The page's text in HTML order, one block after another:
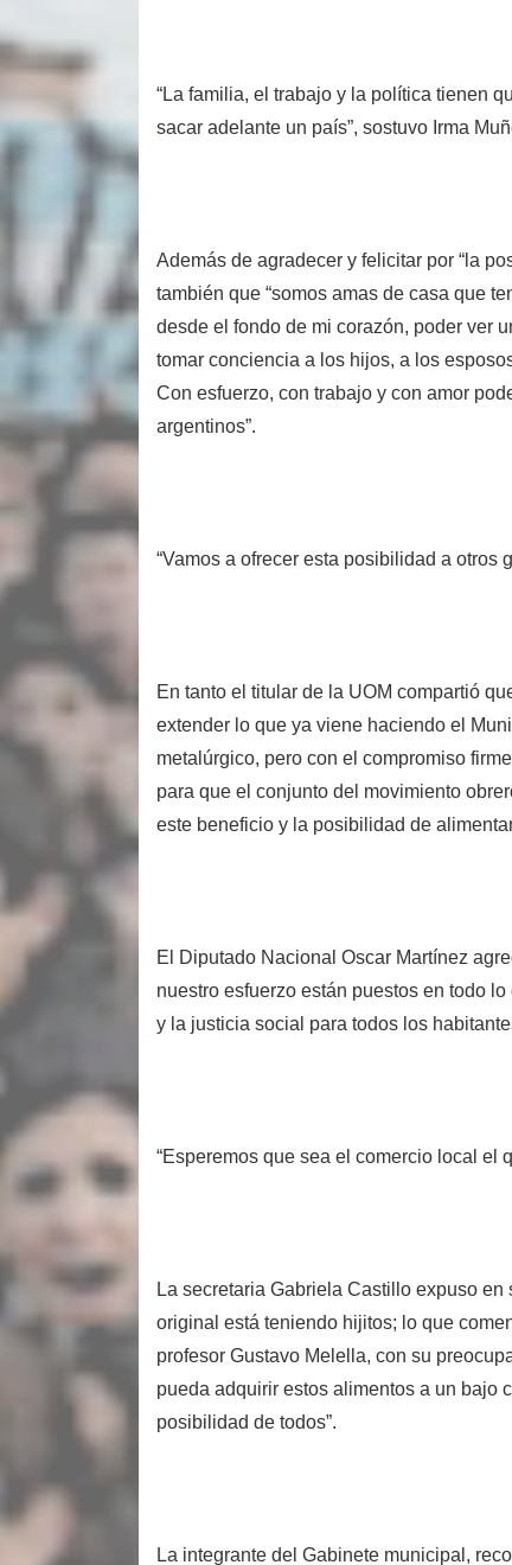
“La familia, el trabajo y la política tienen
sacar adelante un país”, sostuvo Irma
Además de agradecer y felicitar por “la
también que “somos amas de casa que
desde el fondo de mi corazón, poder ver
tomar conciencia a los hijos, a los
Con esfuerzo, con trabajo y con amor
argentinos”.
“Vamos a ofrecer esta posibilidad a otros
En tanto el titular de la UOM compartió
extender lo que ya viene haciendo el
metalúrgico, pero con el compromiso
para que el conjunto del movimiento
este beneficio y la posibilidad de
El Diputado Nacional Oscar Martínez
nuestro esfuerzo están puestos en todo
y la justicia social para todos los
“Esperemos que sea el comercio local el
La secretaria Gabriela Castillo expuso
original está teniendo hijitos; lo que
profesor Gustavo Melella, con su
pueda adquirir estos alimentos a un bajo
posibilidad de todos”.
La integrante del Gabinete municipal,